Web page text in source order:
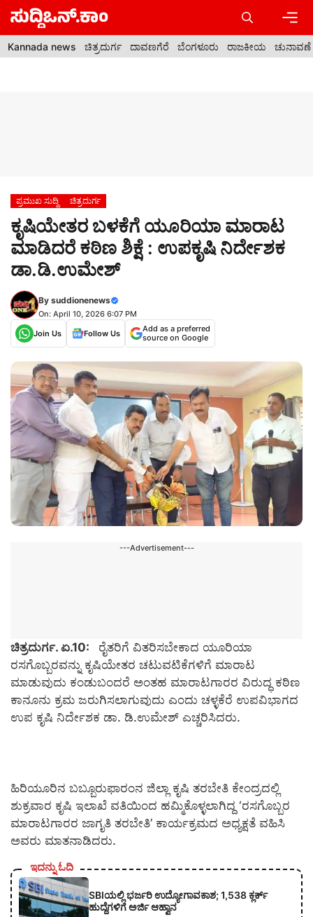
Skip
content
Kannada news ಚಿತ್ರದುರ್ಗ ದಾವಣಗೆರೆ ಬೆಂಗಳೂರು ರಾಜಕೀಯ ಚುನಾವಣೆ
ಪ್ರಮುಖ ಸುದ್ದಿ ಚಿತ್ರದುರ್ಗ
ಕೃಷಿಯೇತರ ಬಳಕೆಗೆ ಯೂರಿಯಾ ಮಾರಾಟ
ಮಾಡಿದರೆ ಕಠಿಣ ಶಿಕ್ಷೆ : ಉಪಕೃಷಿ ನಿರ್ದೇಶಕ
ಡಾ.ಡಿ.ಉಮೇಶ್
By suddionenews
On: April 10, 2026 6:07 PM
Join Us
Follow Us
Add as a preferred
source on Google
---Advertisement---
ಚಿತ್ರದುರ್ಗ. ಏ.10:
ರೈತರಿಗೆ ವಿತರಿಸಬೇಕಾದ ಯೂರಿಯಾ
ರಸಗೊಬ್ಬರವನ್ನು ಕೃಷಿಯೇತರ ಚಟುವಟಿಕೆಗಳಿಗೆ ಮಾರಾಟ
ಮಾಡುವುದು ಕಂಡುಬಂದರೆ ಅಂತಹ ಮಾರಾಟಗಾರರ ವಿರುದ್ಧ ಕಠಿಣ
ಕಾನೂನು ಕ್ರಮ ಜರುಗಿಸಲಾಗುವುದು ಎಂದು ಚಳ್ಳಕೆರೆ ಉಪವಿಭಾಗದ
ಉಪ ಕೃಷಿ ನಿರ್ದೇಶಕ ಡಾ. ಡಿ.ಉಮೇಶ್ ಎಚ್ಚರಿಸಿದರು.
ಹಿರಿಯೂರಿನ ಬಬ್ಬೂರುಫಾರಂನ ಜಿಲ್ಲಾ ಕೃಷಿ ತರಬೇತಿ ಕೇಂದ್ರದಲ್ಲಿ
ಶುಕ್ರವಾರ ಕೃಷಿ ಇಲಾಖೆ ವತಿಯಿಂದ ಹಮ್ಮಿಕೊಳ್ಳಲಾಗಿದ್ದ ‘ರಸಗೊಬ್ಬರ
ಮಾರಾಟಗಾರರ ಜಾಗೃತಿ ತರಬೇತಿ’ ಕಾರ್ಯಕ್ರಮದ ಅಧ್ಯಕ್ಷತೆ ವಹಿಸಿ
ಅವರು ಮಾತನಾಡಿದರು.
ಇದನ್ನು ಓದಿ
SBIಯಲ್ಲಿ ಭರ್ಜರಿ ಉದ್ಯೋಗಾವಕಾಶ; 1,538 ಕ್ಲರ್ಕ್
ಹುದ್ದೆಗಳಿಗೆ ಅರ್ಜಿ ಆಹ್ವಾನ